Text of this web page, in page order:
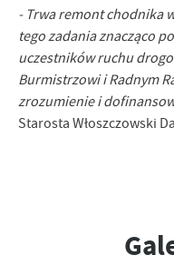
- Trwa remont chodnika
tego zadania znacząco
uczestników ruchu
Burmistrzowi i Radnym
zrozumienie i
Starosta Włoszczowski
firm będących naszymi
Firmy te działają w
treści w postaci
społecznościowych.